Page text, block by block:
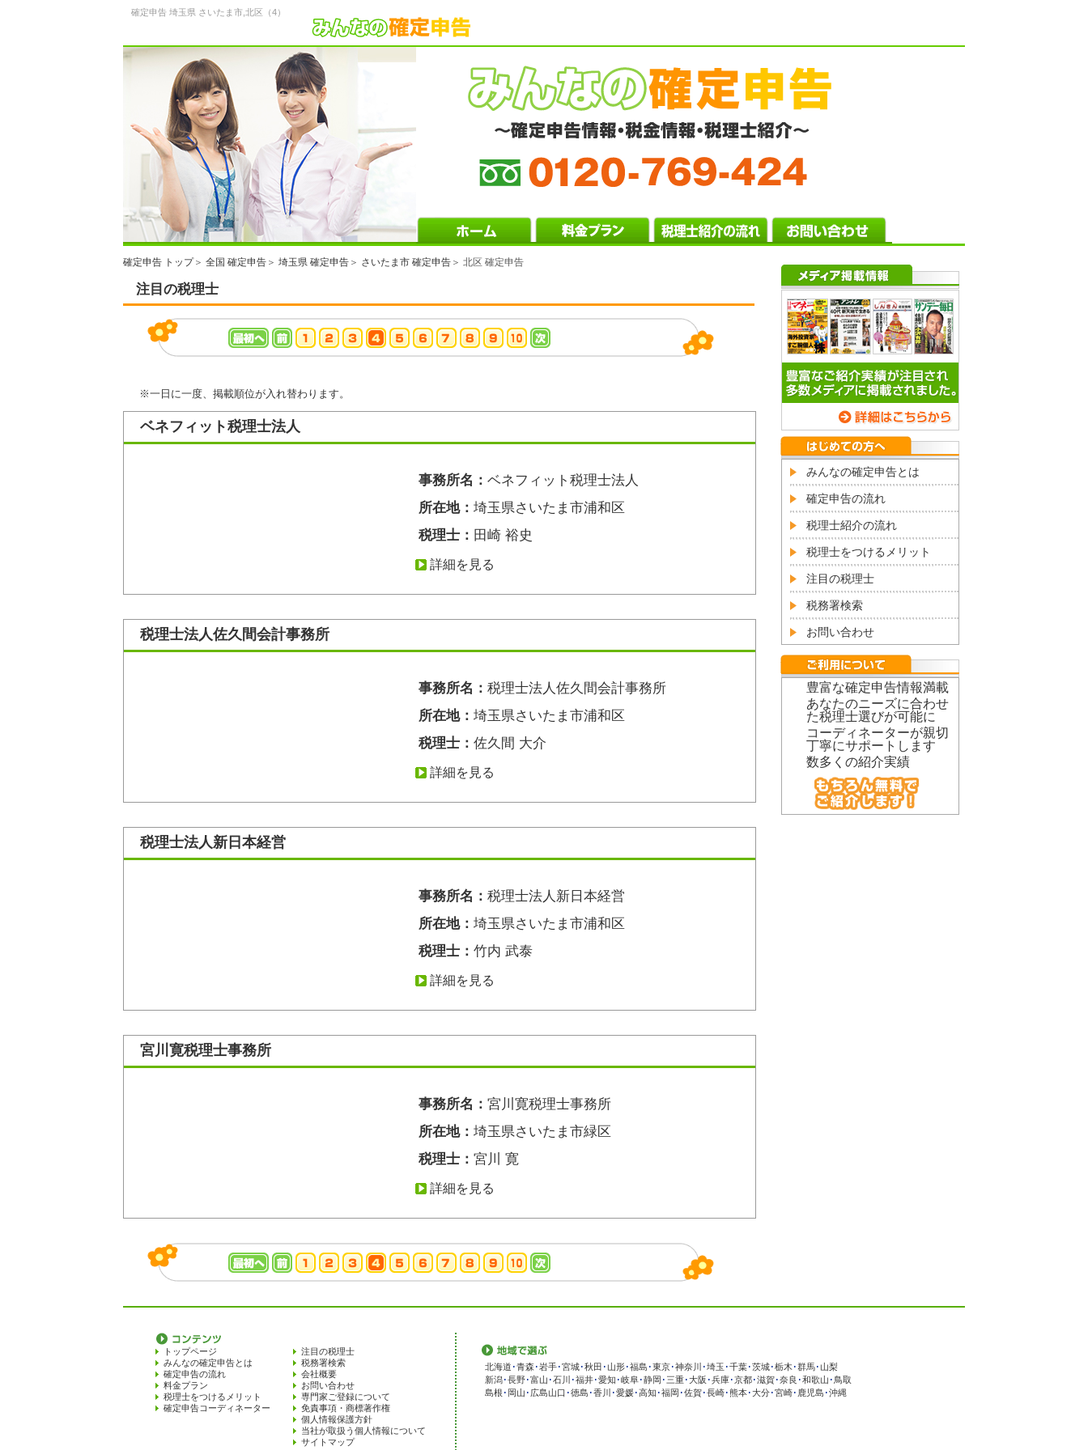
確定申告 埼玉県 さいたま市,北区（4）
確定申告 トップ＞ 全国 確定申告 ＞ 埼玉県 確定申告 ＞ さいたま市 確定申告 ＞ 北区 確定申告
注目の税理士
※一日に一度、掲載順位が入れ替わります。
ベネフィット税理士法人
事務所名： ベネフィット税理士法人
所在地： 埼玉県さいたま市浦和区
税理士： 田崎 裕史
詳細を見る
税理士法人佐久間会計事務所
事務所名： 税理士法人佐久間会計事務所
所在地： 埼玉県さいたま市浦和区
税理士： 佐久間 大介
詳細を見る
税理士法人新日本経営
事務所名： 税理士法人新日本経営
所在地： 埼玉県さいたま市浦和区
税理士： 竹内 武泰
詳細を見る
宮川寛税理士事務所
事務所名： 宮川寛税理士事務所
所在地： 埼玉県さいたま市緑区
税理士： 宮川 寛
詳細を見る
みんなの確定申告とは
確定申告の流れ
税理士紹介の流れ
税理士をつけるメリット
注目の税理士
税務署検索
お問い合わせ
豊富な確定申告情報満載
あなたのニーズに合わせ
た税理士選びが可能に
コーディネーターが親切
丁寧にサポートします
数多くの紹介実績
トップページ
みんなの確定申告とは
確定申告の流れ
料金プラン
税理士をつけるメリット
確定申告コーディネーター
注目の税理士
税務署検索
会社概要
お問い合わせ
専門家ご登録について
免責事項・商標著作権
個人情報保護方針
当社が取扱う個人情報について
サイトマップ
北海道 ･青森･岩手･宮城･秋田 ･ 山形･福島 ･東京･神奈川 ･埼玉 ･千葉･茨城･栃木 ･群馬･ 山梨
新潟･長野･富山 ･石川 ･福井･愛知 ･岐阜･静岡 ･ 三重･大阪 ･兵庫･京都･滋賀･奈良 ･和歌山 ･ 鳥取
島根 ･ 岡山 ･ 広島山口 ･徳島 ･香川 ･愛媛･高知 ･福岡 ･佐賀･長崎･熊本･大分･宮崎･ 鹿児島 ･沖縄